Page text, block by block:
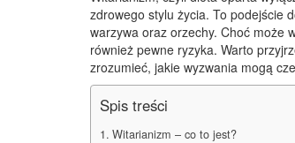
zdrowego stylu życia. To podejście
warzywa oraz orzechy. Choć może
również pewne ryzyka. Warto
zrozumieć, jakie wyzwania mogą
Spis treści
Witarianizm – co to jest?